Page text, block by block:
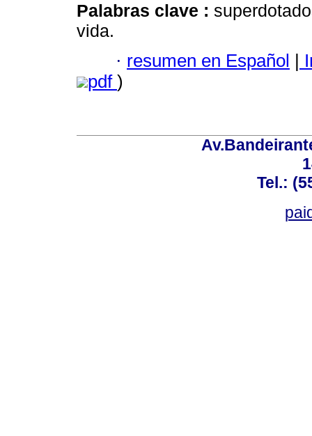
Palabras clave :
vida.
· resumen en Español |
pdf )
Tel.: